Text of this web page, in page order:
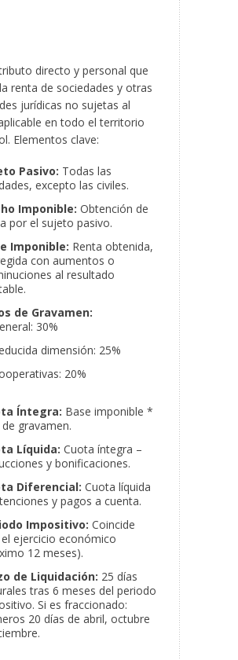
directo y personal que
renta de sociedades y otras
jurídicas no sujetas al
en todo el territorio
Elementos clave:
Pasivo: Todas las
excepto las civiles.
Imponible: Obtención de
por el sujeto pasivo.
Imponible: Renta obtenida,
con aumentos o
al resultado
de Gravamen:
30%
dimensión: 25%
20%
Íntegra: Base imponible *
gravamen.
Líquida: Cuota íntegra –
y bonificaciones.
Diferencial: Cuota líquida
y pagos a cuenta.
Impositivo: Coincide
ejercicio económico
12 meses).
de Liquidación: 25 días
tras 6 meses del periodo
Si es fraccionado:
20 días de abril, octubre